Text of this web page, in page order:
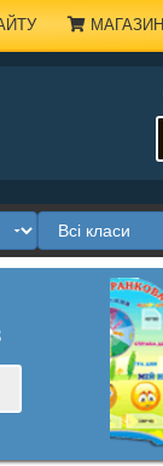
МАГАЗИН